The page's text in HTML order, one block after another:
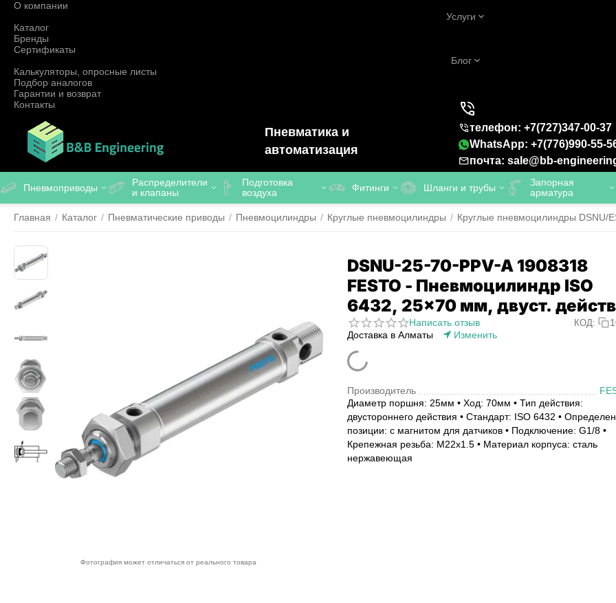
О компании
Услуги
Каталог
Бренды
Сертификаты
Блог
Калькуляторы, опросные листы
Подбор аналогов
Гарантии и возврат
Контакты
Пневматика и
автоматизация
телефон: +7(727)347-00-37
WhatsApp: +7(776)990-55-
почта: sale@bb-
Пневмоприводы
Распределители
и клапаны
Подготовка
воздуха
Фитинги Шланги и трубы
Запорная
арматура
Главная / Каталог / Пневматические приводы / Пневмоцилиндры / Круглые пневмоцилиндры / Круглые пневмоцилиндры DSNU/
Фотография может отличаться от реального товара
DSNU-25-70-PPV-A 1908318
FESTO - Пневмоцилиндр ISO
6432, 25x70 мм, двуст.
Написать отзыв КОД:
Доставка в Алматы
Изменить
Производитель
Диаметр поршня: 25мм • Ход: 70мм • Тип действия:
двустороннего действия • Стандарт: ISO 6432 •
позиции: с магнитом для датчиков • Подключение: G1/8 •
Крепежная резьба: M22x1.5 • Материал корпуса: сталь
нержавеющая